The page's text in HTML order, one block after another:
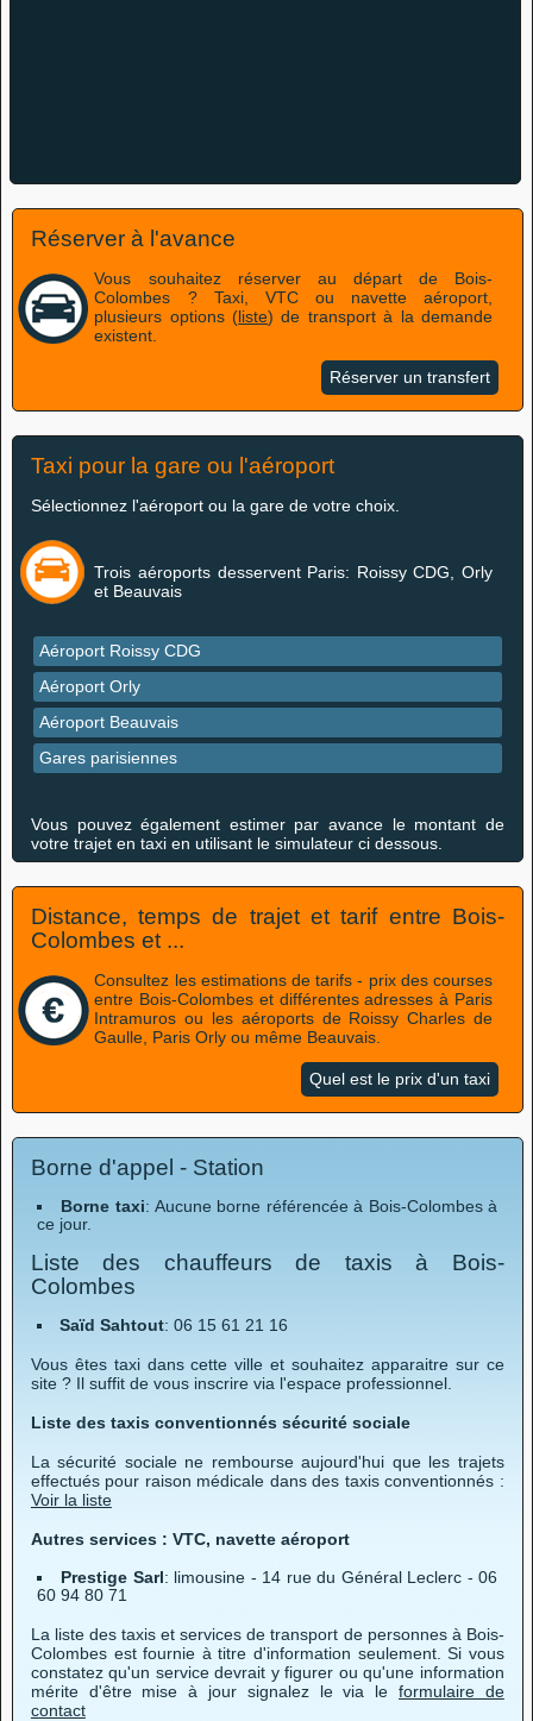
Réserver à l'avance
Vous souhaitez réserver au départ de Bois-
Colombes ? Taxi, VTC ou navette aéroport,
plusieurs options (liste) de transport à la demande
existent.
Réserver un transfert
Taxi pour la gare ou l'aéroport
Sélectionnez l'aéroport ou la gare de votre choix.
Trois aéroports desservent Paris: Roissy CDG, Orly
et Beauvais
Aéroport Roissy CDG
Aéroport Orly
Aéroport Beauvais
Gares parisiennes
Vous pouvez également estimer par avance le montant de
votre trajet en taxi en utilisant le simulateur ci dessous.
Distance, temps de trajet et tarif entre Bois-
Colombes et ...
Consultez les estimations de tarifs - prix des courses
entre Bois-Colombes et différentes adresses à Paris
Intramuros ou les aéroports de Roissy Charles de
Gaulle, Paris Orly ou même Beauvais.
Quel est le prix d'un taxi
Borne d'appel - Station
Borne taxi: Aucune borne référencée à Bois-Colombes à
ce jour.
Liste des chauffeurs de taxis à Bois-
Colombes
Saïd Sahtout: 06 15 61 21 16
Vous êtes taxi dans cette ville et souhaitez apparaitre sur ce
site ? Il suffit de vous inscrire via l'espace professionnel.
Liste des taxis conventionnés sécurité sociale
La sécurité sociale ne rembourse aujourd'hui que les trajets
effectués pour raison médicale dans des taxis conventionnés :
Voir la liste
Autres services : VTC, navette aéroport
Prestige Sarl: limousine - 14 rue du Général Leclerc - 06
60 94 80 71
La liste des taxis et services de transport de personnes à Bois-
Colombes est fournie à titre d'information seulement. Si vous
constatez qu'un service devrait y figurer ou qu'une information
mérite d'être mise à jour signalez le via leformulaire de
contact